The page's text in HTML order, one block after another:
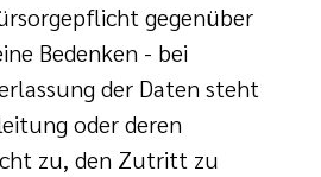
gegenüber
Bedenken - bei
der Daten steht
oder deren
zu, den Zutritt zu